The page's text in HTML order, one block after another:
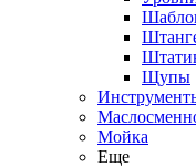
Щупы
Мойка
Еще